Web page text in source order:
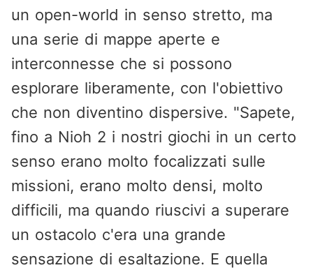
un open-world in senso stretto, ma
una serie di mappe aperte e
interconnesse che si possono
esplorare liberamente, con l'obiettivo
che non diventino dispersive. "Sapete,
fino a Nioh 2 i nostri giochi in un certo
senso erano molto focalizzati sulle
missioni, erano molto densi, molto
difficili, ma quando riuscivi a superare
un ostacolo c'era una grande
sensazione di esaltazione. E quella